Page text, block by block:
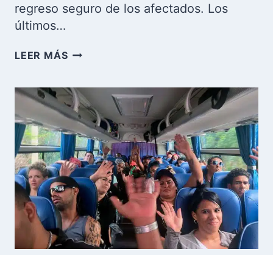
regreso seguro de los afectados. Los
últimos…
LEER MÁSFINALIZA
DE
CIUDADANOS
CUBANOS
DESDE
HAITÍ